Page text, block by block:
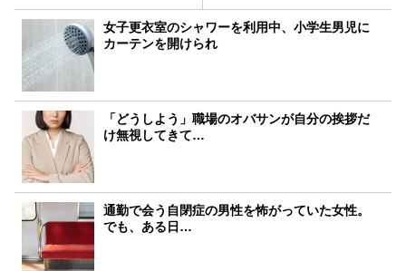
女子更衣室のシャワーを利用中、小学生男児に
カーテンを開けられ
「どうしよう」職場のオバサンが自分の挨拶だ
け無視してきて…
通勤で会う自閉症の男性を怖がっていた女性。
でも、ある日…